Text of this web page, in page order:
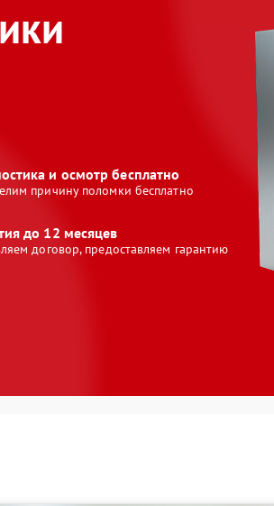
и осмотр бесплатно
причину поломки бесплатно
до 12 месяцев
договор, предоставляем гарантию